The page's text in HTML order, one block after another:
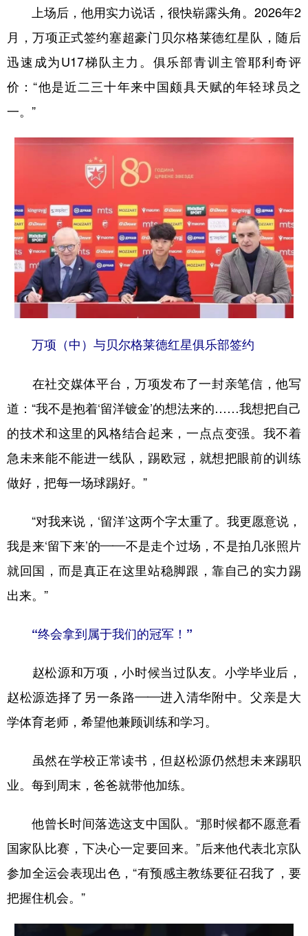
上场后，他用实力说话，很快崭露头角。2026年2
月，万项正式签约塞超豪门贝尔格莱德红星队，随后
迅速成为U17梯队主力。俱乐部青训主管耶利奇评
价：“他是近二三十年来中国颇具天赋的年轻球员之
一。”
万项（中）与贝尔格莱德红星俱乐部签约
在社交媒体平台，万项发布了一封亲笔信，他写
道：“我不是抱着‘留洋镀金’的想法来的……我想把自己
的技术和这里的风格结合起来，一点点变强。我不着
急未来能不能进一线队，踢欧冠，就想把眼前的训练
做好，把每一场球踢好。”
“对我来说，‘留洋’这两个字太重了。我更愿意说，
我是来‘留下来’的——不是走个过场，不是拍几张照片
就回国，而是真正在这里站稳脚跟，靠自己的实力踢
出来。”
“终会拿到属于我们的冠军！”
赵松源和万项，小时候当过队友。小学毕业后，
赵松源选择了另一条路——进入清华附中。父亲是大
学体育老师，希望他兼顾训练和学习。
虽然在学校正常读书，但赵松源仍然想未来踢职
业。每到周末，爸爸就带他加练。
他曾长时间落选这支中国队。“那时候都不愿意看
国家队比赛，下决心一定要回来。”后来他代表北京队
参加全运会表现出色，“有预感主教练要征召我了，要
把握住机会。”